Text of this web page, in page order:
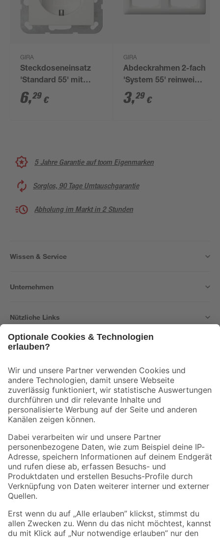
GIRA
Steckdoseneinsatz
'Standard 55' mit
erhöhtem
Berührungsschutz
6,29 €
GIRA
Abdeckrahmen 2-fach
'System 55' reinweiß
matt
3,29 €
5 Jahre Garantie auf toom Eigenmarken
Sorglos, 90 Tage Umtauschgarantie
Abholung im Markt in 2 Stunden
Wissen & Service
Unternehmen
Nützliche Links
Der toom Newsletter: Keine Angebote und Aktionen mehr verpassen!
Zur Newsletter Anmeldung
Folge uns
Zahlungsarten Versandarten
Sicher einkaufen